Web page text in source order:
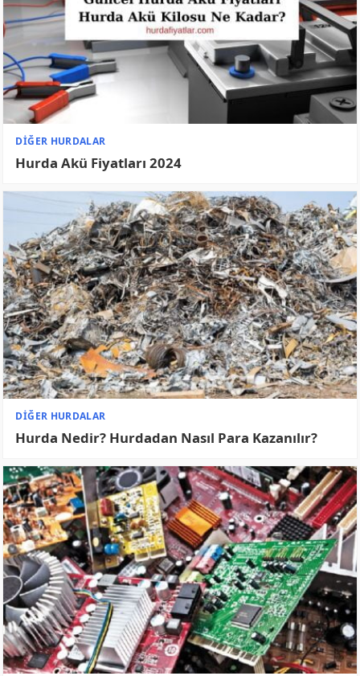
Polietilen PE Nedir, Nerelerde Kullanılır?
DIĞER HURDALAR
Delrin Nedir, Nerelerde Kullanılır?
Hurdacılık Blog MORE
HURDACILIK BLOG
Hurdacılık Yapılacak Bir Meslek Mi?
HURDACILIK BLOG